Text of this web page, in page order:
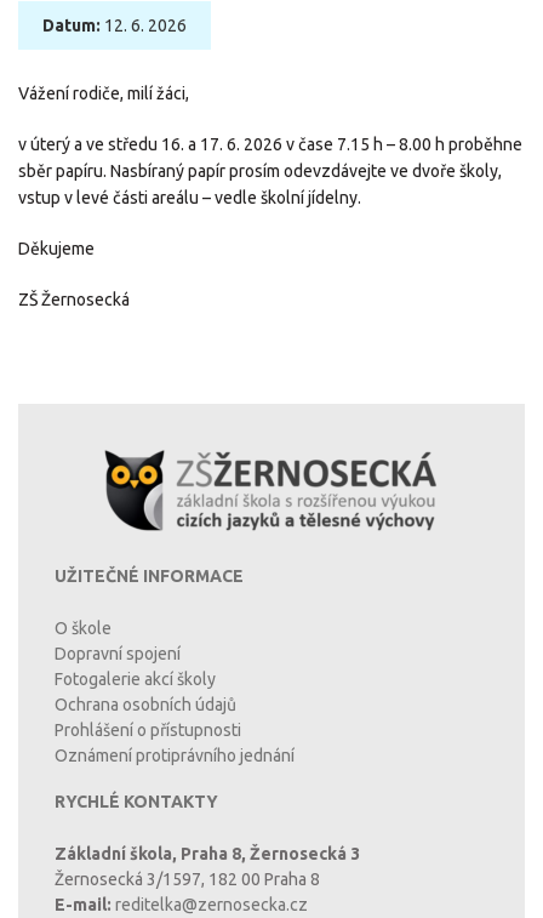
Datum: 12. 6. 2026
Vážení rodiče, milí žáci,
v úterý a ve středu 16. a 17. 6. 2026 v čase 7.15 h – 8.00 h proběhne
sběr papíru. Nasbíraný papír prosím odevzdávejte ve dvoře školy,
vstup v levé části areálu – vedle školní jídelny.
Děkujeme
ZŠ Žernosecká
UŽITEČNÉ INFORMACE
O škole
Dopravní spojení
Fotogalerie akcí školy
Ochrana osobních údajů
Prohlášení o přístupnosti
Oznámení protiprávního jednání
RYCHLÉ KONTAKTY
Základní škola, Praha 8, Žernosecká 3
Žernosecká 3/1597, 182 00 Praha 8
E-mail: reditelka@zernosecka.cz